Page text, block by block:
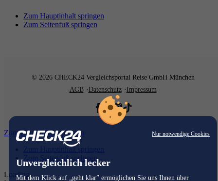
Nur notwendige Cookies
Unvergleichlich lecker
Mit dem Klick auf „geht klar” ermöglichen Sie uns Ihnen über
Zum Hauptinhalt springen
Zum Seitenfuß springen
© 2026 CHECK24 Vergleichsportal Reise GmbH München
AGB
Datenschutz Impressum
Zum Hauptinhalt springen
Zum Hauptinhalt springen
Zum Seitenfuß springen
Loading...